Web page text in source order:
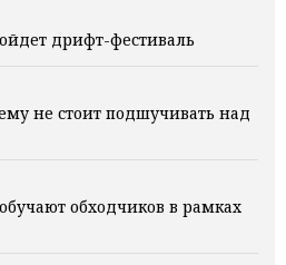
дрифт-фестиваль
не стоит подшучивать над
обходчиков в рамках